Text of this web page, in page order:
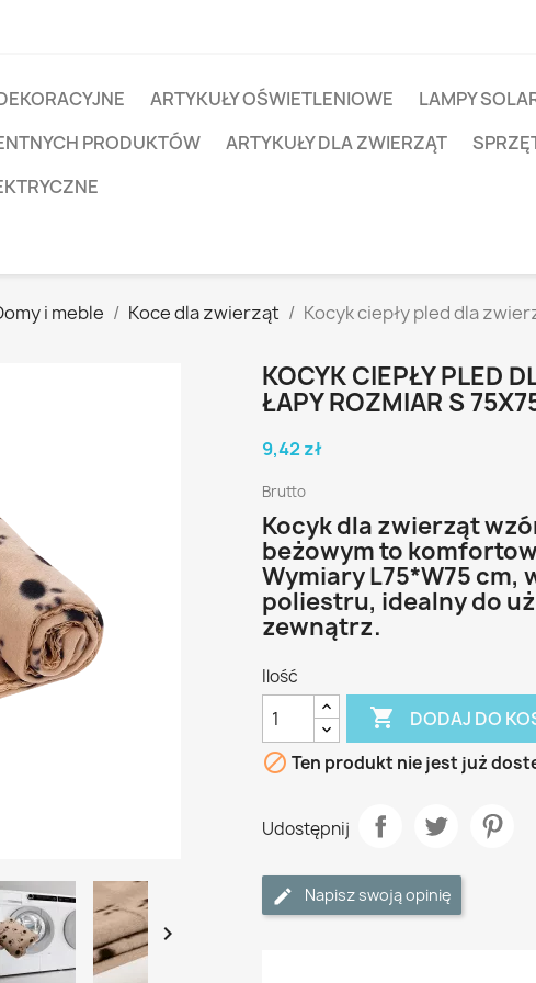
ARTYKUŁY OŚWIETLENIOWE LAMPY
PRODUKTÓW
ARTYKUŁY DLA ZWIERZĄT
i meble Koce dla zwierząt Kocyk ciepły pled dla

KOCYK CIEPŁY PLED
ŁAPY ROZMIAR S
9,42 zł
Brutto
Kocyk dla zwierząt
beżowym to
Wymiary L75*W75 cm,
poliestru, idealny do
zewnątrz.
Ilość
 DODAJ DO
 Ten produkt nie jest już
Udostępnij
Napisz swoją opinię